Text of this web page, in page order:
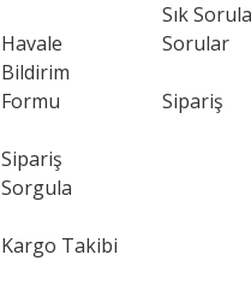
Havale
Bildirim
Formu
Sipariş
Sorgula
Kargo Takibi
Sık
Sorular
Sipariş